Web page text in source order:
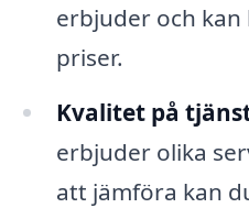
erbjuder och
priser.
Kvalitet på
erbjuder olika
att jämföra kan